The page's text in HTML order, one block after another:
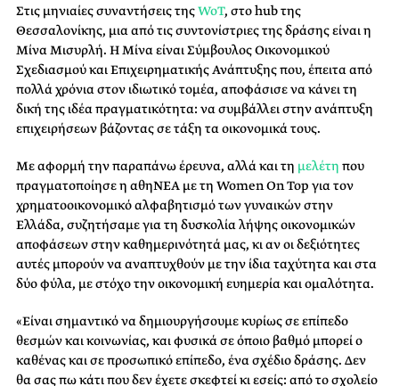
Στις μηνιαίες συναντήσεις τηςWoT, στο hub της
Θεσσαλονίκης, μια από τις συντονίστριες της δράσης είναι η
Μίνα Μισυρλή. Η Μίνα είναι Σύμβουλος Οικονομικού
Σχεδιασμού και Επιχειρηματικής Ανάπτυξης που, έπειτα από
πολλά χρόνια στον ιδιωτικό τομέα, αποφάσισε να κάνει τη
δική της ιδέα πραγματικότητα: να συμβάλλει στην ανάπτυξη
επιχειρήσεων βάζοντας σε τάξη τα οικονομικά τους.
Με αφορμή την παραπάνω έρευνα, αλλά και τη μελέτη που
πραγματοποίησε η αθηΝΕΑ με τη Women On Top για τον
χρηματοοικονομικό αλφαβητισμό των γυναικών στην
Ελλάδα, συζητήσαμε για τη δυσκολία λήψης οικονομικών
αποφάσεων στην καθημερινότητά μας, κι αν οι δεξιότητες
αυτές μπορούν να αναπτυχθούν με την ίδια ταχύτητα και στα
δύο φύλα, με στόχο την οικονομική ευημερία και ομαλότητα.
«Είναι σημαντικό να δημιουργήσουμε κυρίως σε επίπεδο
θεσμών και κοινωνίας, και φυσικά σε όποιο βαθμό μπορεί ο
καθένας και σε προσωπικό επίπεδο, ένα σχέδιο δράσης. Δεν
θα σας πω κάτι που δεν έχετε σκεφτεί κι εσείς: από το σχολείο